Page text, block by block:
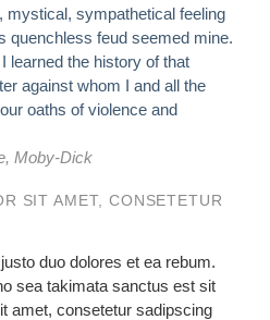
mystical, sympathetical feeling
quenchless feud seemed mine.
learned the history of that
against whom I and all the
oaths of violence and
Moby-Dick
SIT AMET, CONSETETUR
duo dolores et ea rebum.
sea takimata sanctus est sit
amet, consetetur sadipscing